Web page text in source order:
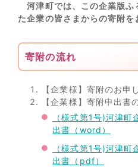
河津町では、この企業版ふ
た企業の皆さまからの寄附を
寄附の流れ
【企業様】寄附のお申
【企業様】寄附申出書
（様式第1号)河津町
出書（word）
（様式第1号)河津町
出書（pdf）